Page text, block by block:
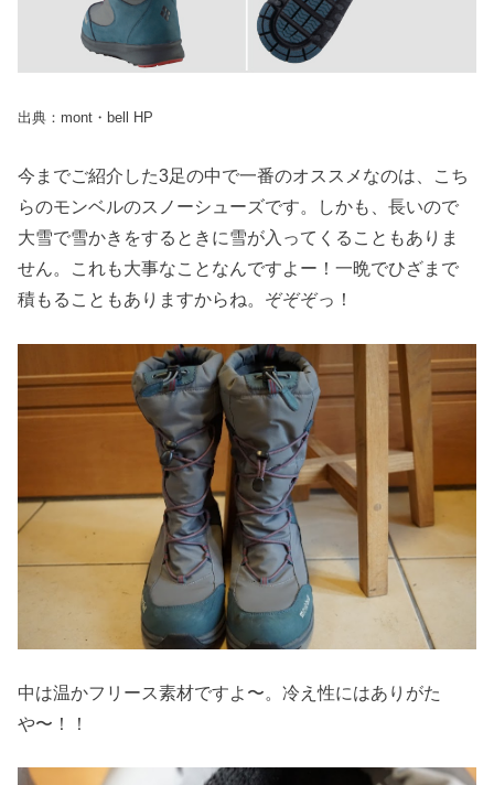
出典：mont・bell HP
今までご紹介した3足の中で一番のオススメなのは、こち
らのモンベルのスノーシューズです。しかも、長いので
大雪で雪かきをするときに雪が入ってくることもありま
せん。これも大事なことなんですよー！一晩でひざまで
積もることもありますからね。ぞぞぞっ！
中は温かフリース素材ですよ〜。冷え性にはありがた
や〜！！